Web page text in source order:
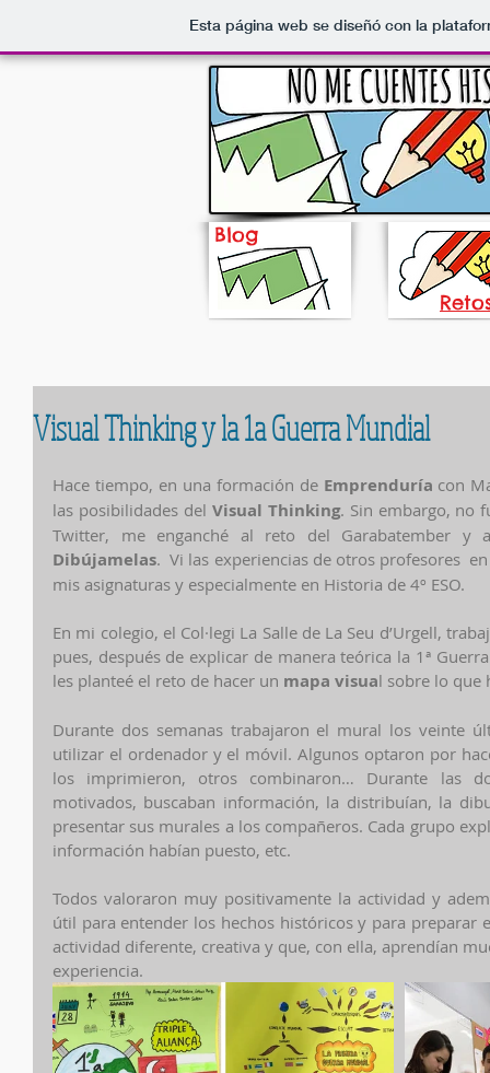
Esta página web se diseñó con la
Blog
Visual Thinking y la 1a Guerra Mundial
Hace tiempo, en una formación de Emprenduría con
las posibilidades del Visual Thinking. Sin embargo, no
Dibújamelas.  Vi las experiencias de otros profesores
mis asignaturas y especialmente en Historia de 4º ESO.
En mi colegio, el Col·legi La Salle de La Seu d’Urgell,
pues, después de explicar de manera teórica la 1ª
les planteé el reto de hacer un mapa visual sobre lo que
Durante dos semanas trabajaron el mural los veinte
utilizar el ordenador y el móvil. Algunos optaron por
los imprimieron, otros combinaron… Durante las
motivados, buscaban información, la distribuían, la
presentar sus murales a los compañeros. Cada grupo
información habían puesto, etc.
Todos valoraron muy positivamente la actividad y
útil para entender los hechos históricos y para preparar
actividad diferente, creativa y que, con ella, aprendían
experiencia.